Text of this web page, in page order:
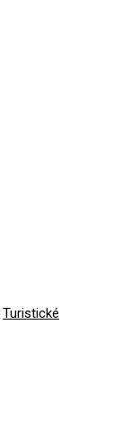
Turistické